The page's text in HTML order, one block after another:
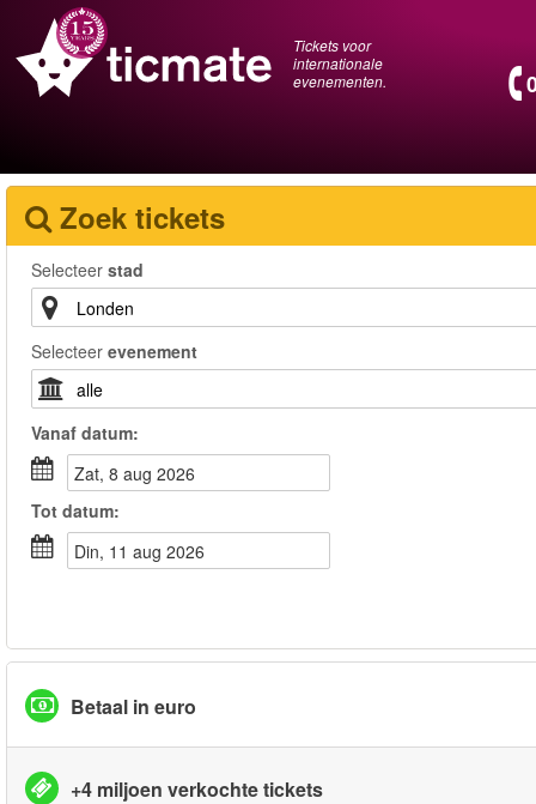
Tickets voor
internationale
evenementen.
Zoek tickets
Selecteer stad
Selecteer evenement
Vanaf datum:
zat, 8 aug 2026
Tot datum:
din, 11 aug 2026
Betaal in euro
+4 miljoen verkochte tickets